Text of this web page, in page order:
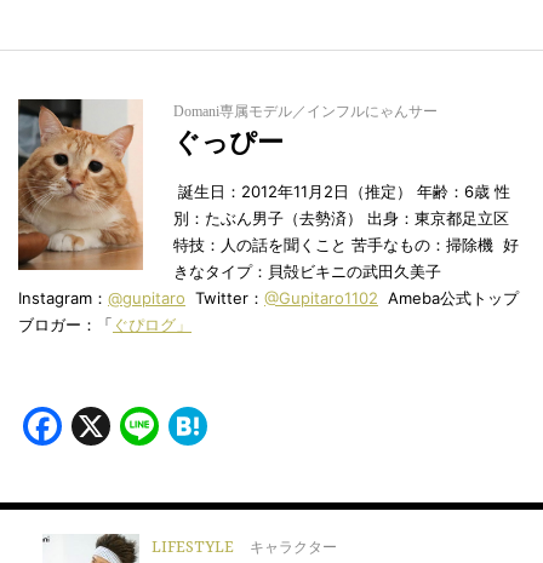
Domani専属モデル／インフルにゃんサー
ぐっぴー
誕生日：2012年11月2日（推定） 年齢：6歳 性
別：たぶん男子（去勢済） 出身：東京都足立区
特技：人の話を聞くこと 苦手なもの：掃除機 好
きなタイプ：貝殻ビキニの武田久美子
Instagram： @gupitaro Twitter： @Gupitaro1102 Ameba公式トップ
ブロガー：「 ぐぴログ」
Facebook
X Line
LIFESTYLE キャラクター